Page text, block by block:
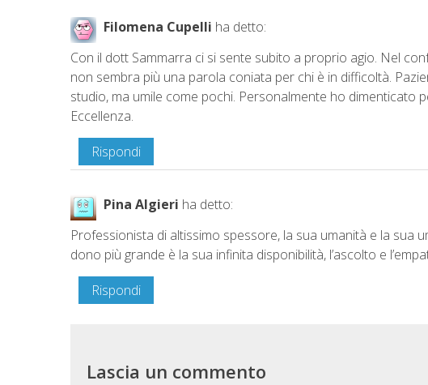
Filomena Cupelli ha detto:
Con il dott Sammarra ci si sente subito a proprio agio. Nel
non sembra più una parola coniata per chi è in difficoltà.
studio, ma umile come pochi. Personalmente ho
Eccellenza.
Rispondi
Pina Algieri ha detto:
Professionista di altissimo spessore, la sua umanità e la sua
dono più grande è la sua infinita disponibilità, l’ascolto e
Rispondi
Lascia un commento